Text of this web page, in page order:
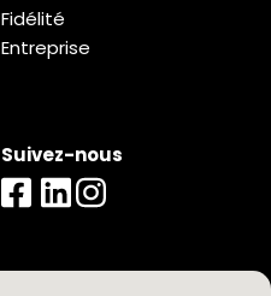
Fidélité
Entreprise
Suivez-nous